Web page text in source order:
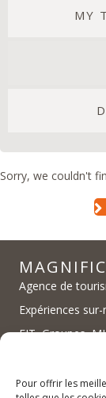
Pour offrir les
MY
Sorry, we couldn't
Agence de
Expériences
FIT, Groupes,